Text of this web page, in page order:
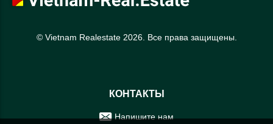
© Vietnam Realestate 2026. Все права защищены.
КОНТАКТЫ
Напишите нам